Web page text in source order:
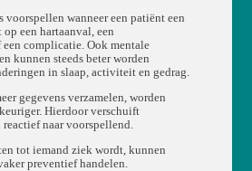
wanneer een patiënt een
een hartaanval, een
complicatie. Ook mentale
kunnen steeds beter worden
in slaap, activiteit en gedrag.
gegevens verzamelen, worden
Hierdoor verschuift
naar voorspellend.
tot iemand ziek wordt, kunnen
preventief handelen.